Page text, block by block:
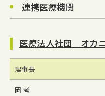
連携医療機関
医療法人社団 オカ
理事長
岡 考